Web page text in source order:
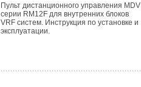
Пульт дистанционного управления MDV
серии RM12F для внутренних блоков
VRF систем. Инструкция по установке и
эксплуатации.